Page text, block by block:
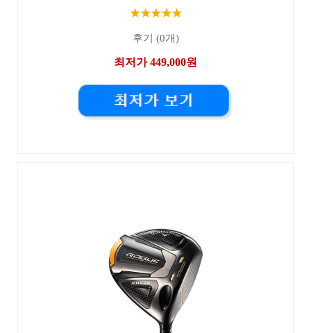
★★★★★
후기 (0개)
최저가 449,000원